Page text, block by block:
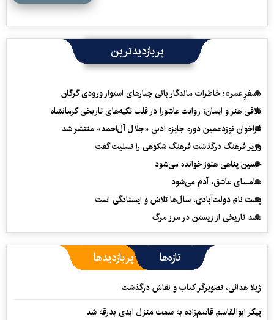
پربازدیدترین
«سفرِ عمر»؛ خاطرات ماندگار بانی چنارهای استوار ورودی گرگان
تلاقی هنر و ایمان؛ روایت عاشورا در قلب تکیه‌های تاریخی کرمانشاه
فراخوان نوزدهمین دوره جایزه ادبی «جلال آل‌احمد» منتشر شد
وزیر فرهنگ درگذشت فرهنگ شکوهی را تسلیت گفت
حسین پناهی هنوز خوانده می‌شود
سامسای عاشق، آدم می‌شود
پشت نام دولت‌آبادی، سال‌ها تلاش و ایستادگی است
سند تاریخی از زیستن در مرز مرگ
تازه‌ها پربازدیدها
ژیلا هدائی، تصویرگر کتاب و نقاش درگذشت
پیکر ابوالقاسم قاسم‌زاده به سمت منزل ابدی بدرقه شد